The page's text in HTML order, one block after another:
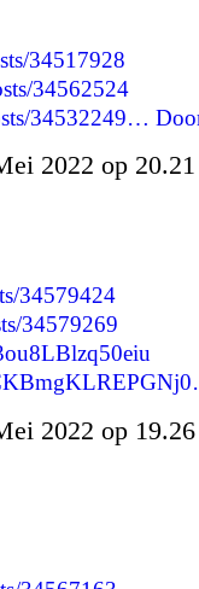
34517928
34562524
34532249…
2022 op
34579424
34579269
2022 op